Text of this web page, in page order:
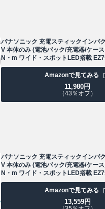
パナソニック 充電スティックインパ
V 本体のみ (電池パック/充電器/ケー
N・m ワイド・スポットLED搭載
11,980円
（43％オフ）
Amazonで見てみる
パナソニック 充電スティックインパ
V 本体のみ (電池パック/充電器/ケー
N・m ワイド・スポットLED搭載
13,559円
Amazonで見てみる